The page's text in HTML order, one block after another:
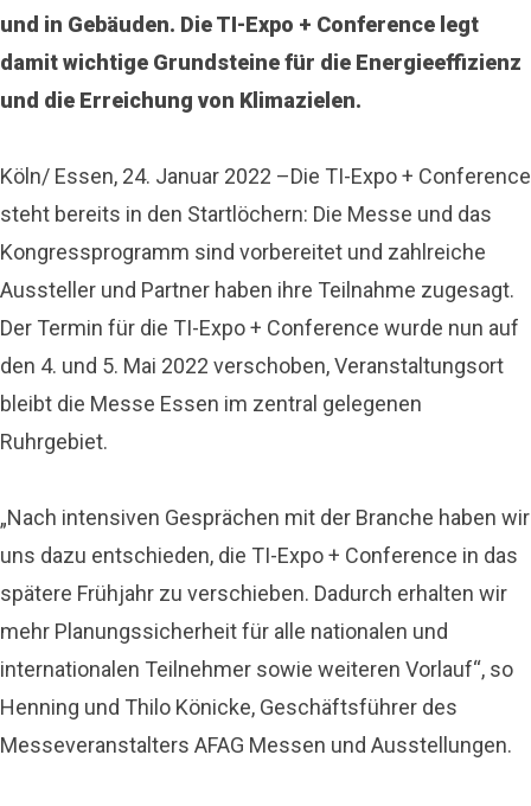
und in Gebäuden. Die TI-Expo + Conference legt
damit wichtige Grundsteine für die Energieeffizienz
und die Erreichung von Klimazielen.
Köln/ Essen, 24. Januar 2022 –Die TI-Expo + Conference
steht bereits in den Startlöchern: Die Messe und das
Kongressprogramm sind vorbereitet und zahlreiche
Aussteller und Partner haben ihre Teilnahme zugesagt.
Der Termin für die TI-Expo + Conference wurde nun auf
den 4. und 5. Mai 2022 verschoben, Veranstaltungsort
bleibt die Messe Essen im zentral gelegenen
Ruhrgebiet.
„Nach intensiven Gesprächen mit der Branche haben wir
uns dazu entschieden, die TI-Expo + Conference in das
spätere Frühjahr zu verschieben. Dadurch erhalten wir
mehr Planungssicherheit für alle nationalen und
internationalen Teilnehmer sowie weiteren Vorlauf“, so
Henning und Thilo Könicke, Geschäftsführer des
Messeveranstalters AFAG Messen und Ausstellungen.